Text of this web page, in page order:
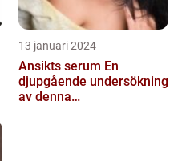
13 januari 2024
Ansikts serum En
djupgående undersökning
av denna